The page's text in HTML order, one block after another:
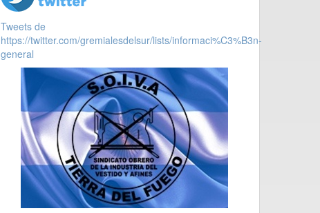
Tweets de
https://twitter.com/gremialesdelsur/lists/informaci%C3%B3n-
general